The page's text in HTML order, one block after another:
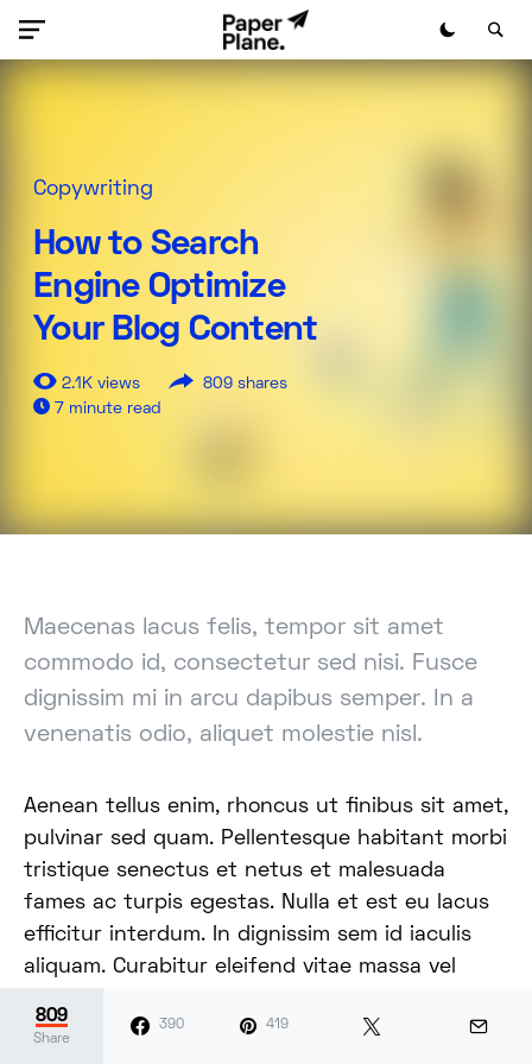
Copywriting
How to Search
Engine Optimize
Your Blog Content
2.1K views
809 shares
7 minute read
Maecenas lacus felis, tempor sit amet
commodo id, consectetur sed nisi. Fusce
dignissim mi in arcu dapibus semper. In a
venenatis odio, aliquet molestie nisl.
Aenean tellus enim, rhoncus ut finibus sit amet,
pulvinar sed quam. Pellentesque habitant morbi
tristique senectus et netus et malesuada
fames ac turpis egestas. Nulla et est eu lacus
efficitur interdum. In dignissim sem id iaculis
aliquam. Curabitur eleifend vitae massa vel
sagittis porttitor non non urna. Nam sit amet
809
Share
390 419